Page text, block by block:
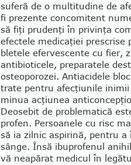
suferă de o multi­tudine de
fi pre­zente concomi­tent
să fiţi prudenţi în pri­vinţa
efec­tele medi­ca­­ţiei
bletele efer­vescente cu fier,
antibio­ticele, pre­­pa­ra­tele
osteo­po­ro­zei. Antiaci­dele
trate pen­tru afecţiunile
minua ac­ţiu­nea
Deosebit de pro­ble­matică
profen. Persoanele cu risc
să ia zilnic aspirină, pentru a
sânge. Însă ibu­pro­fenul
vă neapărat medicul în